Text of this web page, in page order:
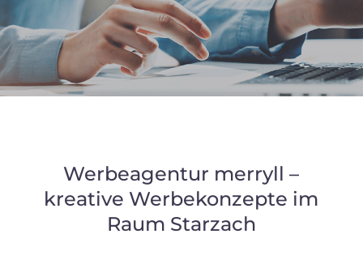
Werbeagentur merryll –
kreative Werbekonzepte im
Raum Starzach